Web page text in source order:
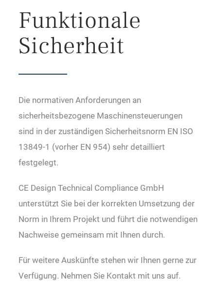
Funktionale
Sicherheit
Die normativen Anforderungen an
sicherheitsbezogene Maschinensteuerungen
sind in der zuständigen Sicherheitsnorm EN ISO
13849-1 (vorher EN 954) sehr detailliert
festgelegt.
CE Design Technical Compliance GmbH
unterstützt Sie bei der korrekten Umsetzung der
Norm in Ihrem Projekt und führt die notwendigen
Nachweise gemeinsam mit Ihnen durch.
Für weitere Auskünfte stehen wir Ihnen gerne zur
Verfügung. Nehmen Sie Kontakt mit uns auf.